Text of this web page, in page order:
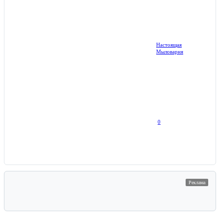
Настоящая
Мыловарня
0
Реклама